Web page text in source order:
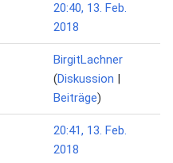
20:40, 13. Feb.
2018
BirgitLachner
(Diskussion |
Beiträge)
20:41, 13. Feb.
2018